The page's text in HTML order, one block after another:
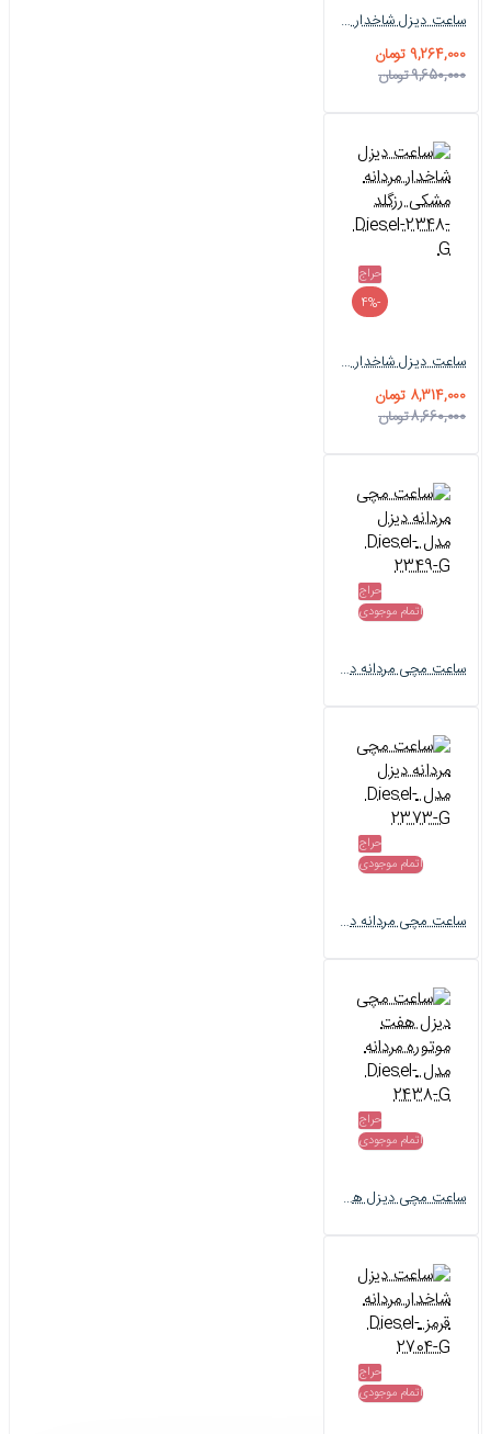
ساعت دیزل شاخدار طلایی سه موتوره مردانه Diesel-2347-G
9,264,000 تومان
9,650,000 تومان
حراج
-4%
ساعت دیزل شاخدار مردانه مشکی رزگلد Diesel-2348-G
8,314,000 تومان
8,660,000 تومان
حراج
اتمام موجودی
ساعت مچی مردانه دیزل مدل Diesel-2349-G
حراج
اتمام موجودی
ساعت مچی مردانه دیزل مدل Diesel-2373-G
حراج
اتمام موجودی
ساعت مچی دیزل هفت موتوره مردانه مدل Diesel-2438-G
حراج
اتمام موجودی